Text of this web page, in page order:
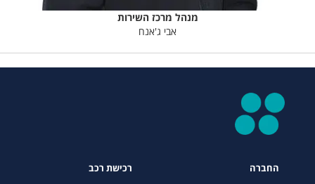
מנהל מרכז השירות
אבי ג'אנח
החברה רכישת רכב